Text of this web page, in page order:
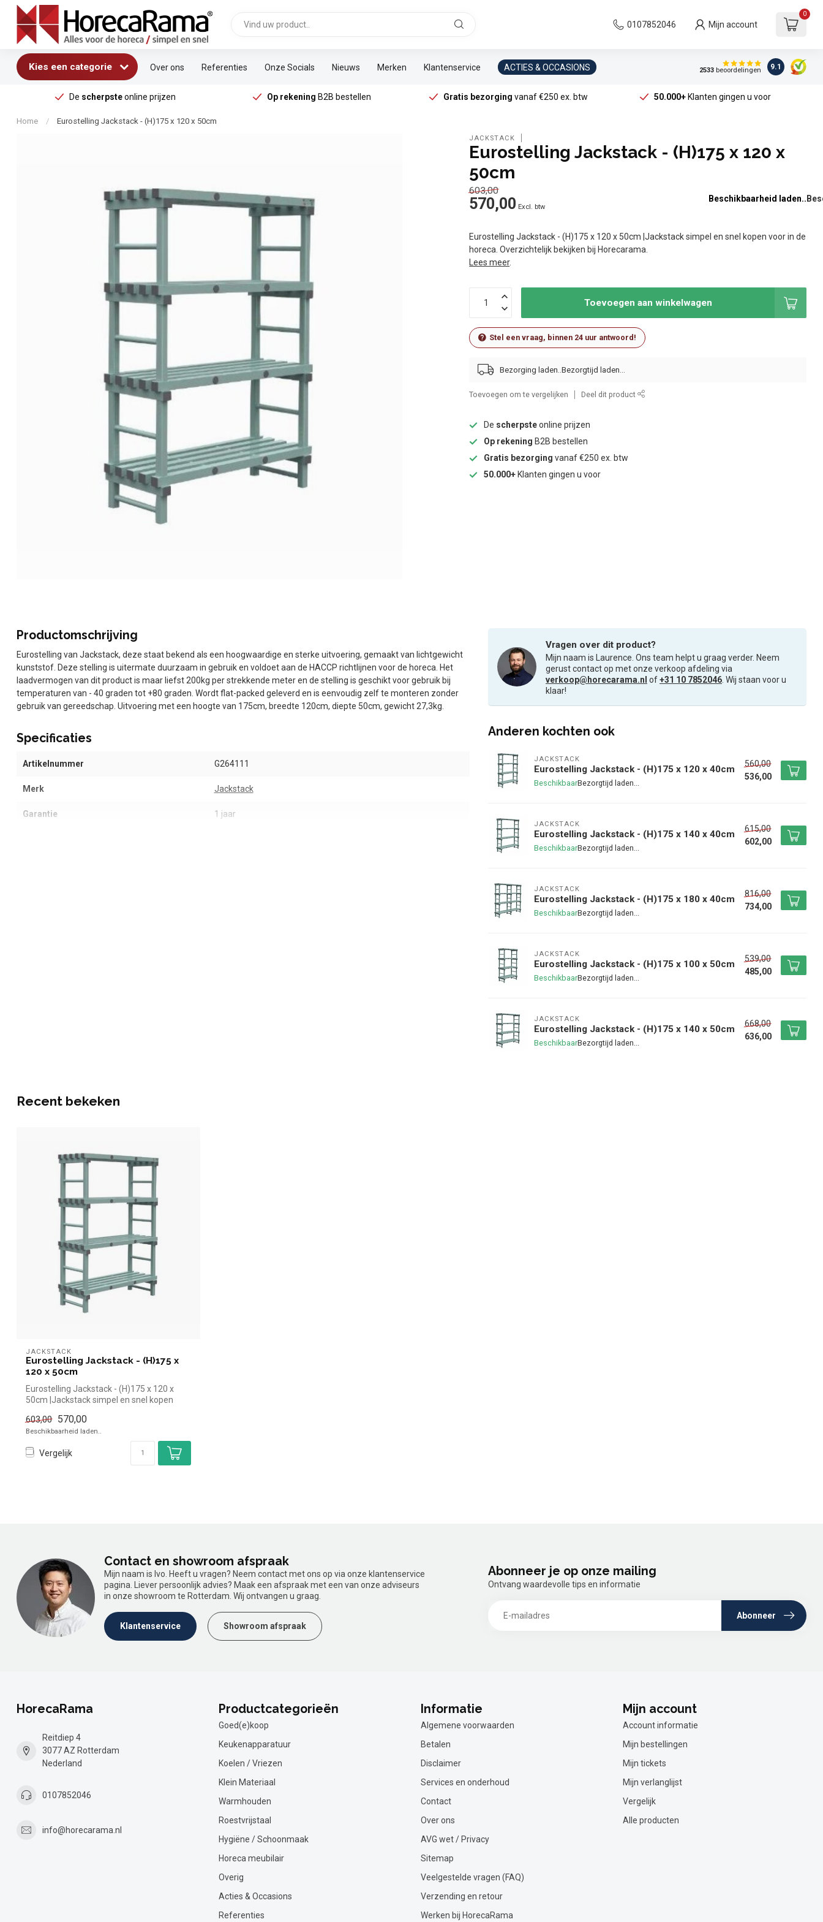
0107852046 Mijn account
0
Kies een categorie Over ons Referenties Onze Socials Nieuws Merken Klantenservice ACTIES & OCCASIONS 2533beoordelingen 9.1
De scherpsteonline prijzen Op rekening B2B bestellen Gratis bezorging vanaf €250 ex. btw 50.000+Klanten gingen u voor
Home / Eurostelling Jackstack - (H)175 x 120 x 50cm
JACKSTACK
Eurostelling Jackstack - (H)175 x 120 x
50cm
603,00
570,00 Excl. btw
Beschikbaarheid laden..
Eurostelling Jackstack - (H)175 x 120 x 50cm |Jackstack simpel en snel kopen voor in de
horeca. Overzichtelijk bekijken bij Horecarama.
Lees meer.
Toevoegen aan winkelwagen
Stel een vraag, binnen 24 uur antwoord!
Bezorging laden..
Toevoegen om te vergelijken Deel dit product
De scherpsteonline prijzen
Op rekening B2B bestellen
Gratis bezorging vanaf €250 ex. btw
50.000+ Klanten gingen u voor
Productomschrijving
Eurostelling van Jackstack, deze staat bekend als een hoogwaardige en sterke uitvoering, gemaakt van lichtgewicht
kunststof. Deze stelling is uitermate duurzaam in gebruik en voldoet aan de HACCP richtlijnen voor de horeca. Het
laadvermogen van dit product is maar liefst 200kg per strekkende meter en de stelling is geschikt voor gebruik bij
temperaturen van - 40 graden tot +80 graden. Wordt flat-packed geleverd en is eenvoudig zelf te monteren zonder
gebruik van gereedschap. Uitvoering met een hoogte van 175cm, breedte 120cm, diepte 50cm, gewicht 27,3kg.
Specificaties
Artikelnummer G264111
Merk Jackstack
Garantie 1 jaar
Vragen over dit product?
Mijn naam is Laurence. Ons team helpt u graag verder. Neem
gerust contact op met onze verkoop afdeling via
verkoop@horecarama.nl of+31 10 7852046 . Wij staan voor u
klaar!
Anderen kochten ook
JACKSTACK
Eurostelling Jackstack - (H)175 x 120 x 40cm
Beschikbaar
560,00
536,00
JACKSTACK
Eurostelling Jackstack - (H)175 x 140 x 40cm
Beschikbaar
615,00
602,00
JACKSTACK
Eurostelling Jackstack - (H)175 x 180 x 40cm
Beschikbaar
816,00
734,00
JACKSTACK
Eurostelling Jackstack - (H)175 x 100 x 50cm
Beschikbaar
539,00
485,00
JACKSTACK
Eurostelling Jackstack - (H)175 x 140 x 50cm
Beschikbaar
668,00
636,00
Recent bekeken
JACKSTACK
Eurostelling Jackstack - (H)175 x
120 x 50cm
Eurostelling Jackstack - (H)175 x 120 x
50cm |Jackstack simpel en snel kopen
603,00 570,00
Beschikbaarheid laden..
Vergelijk
Contact en showroom afspraak
Mijn naam is Ivo. Heeft u vragen? Neem contact met ons op via onze klantenservice
pagina. Liever persoonlijk advies? Maak een afspraak met een van onze adviseurs
in onze showroom te Rotterdam. Wij ontvangen u graag.
Klantenservice Showroom afspraak
Abonneer je op onze mailing
Ontvang waardevolle tips en informatie
Abonneer
HorecaRama
Reitdiep 4
3077 AZ Rotterdam
Nederland
0107852046
info@horecarama.nl
Productcategorieën
Goed(e)koop
Keukenapparatuur
Koelen / Vriezen
Klein Materiaal
Warmhouden
Roestvrijstaal
Hygiëne / Schoonmaak
Horeca meubilair
Overig
Acties & Occasions
Referenties
Informatie
Algemene voorwaarden
Betalen
Disclaimer
Services en onderhoud
Contact
Over ons
AVG wet / Privacy
Sitemap
Veelgestelde vragen (FAQ)
Verzending en retour
Werken bij HorecaRama
Mijn account
Account informatie
Mijn bestellingen
Mijn tickets
Mijn verlanglijst
Vergelijk
Alle producten